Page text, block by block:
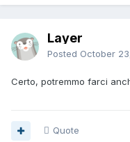
Layer
Posted October
Certo, potremmo farci
Quote